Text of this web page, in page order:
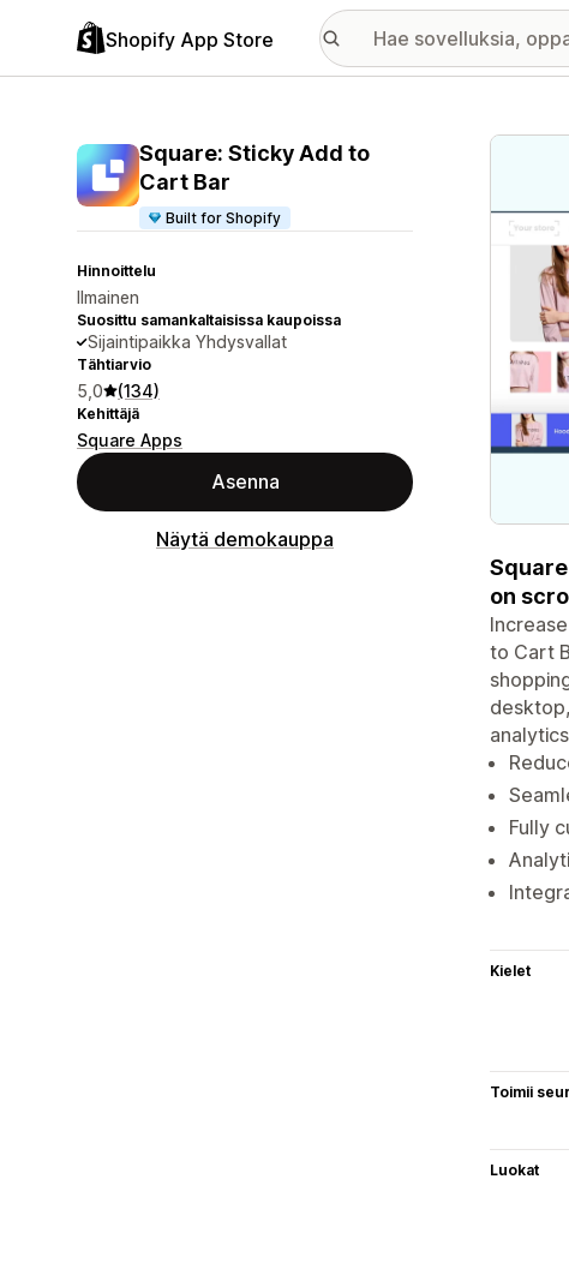
Shopify App Store
Square: Sticky Add to
Cart Bar
Built for Shopify
Hinnoittelu
Ilmainen
Suosittu samankaltaisissa kaupoissa
Sijaintipaikka Yhdysvallat
Tähtiarvio
5,0 (134)
Kehittäjä
Square Apps
Asenna
Näytä demokauppa
on
to Cart
Fully
Kielet
Toimii
Luokat